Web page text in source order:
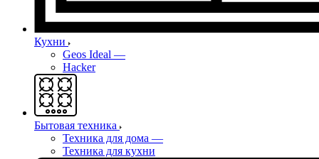
Кухни
Geos Ideal —
Hacker
Бытовая техника
Техника для дома —
Техника для кухни